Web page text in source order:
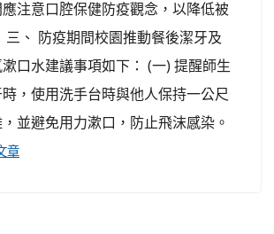
注意口腔保健防疫觀念，以降低被
三、 防疫期間校園推動餐後潔牙及
口水建議事項如下： (一) 提醒師生
，使用洗手台時與他人保持一公尺
並避免用力漱口，防止飛沫感染。
章